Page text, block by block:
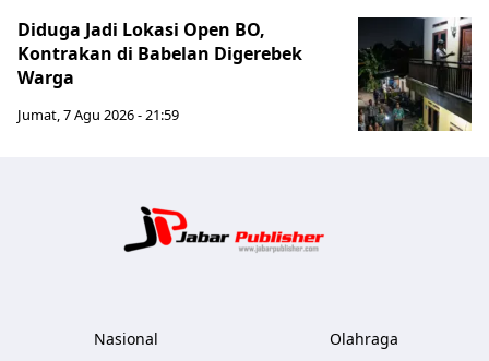
Diduga Jadi Lokasi Open BO,
Kontrakan di Babelan Digerebek
Warga
Jumat, 7 Agu 2026 - 21:59
Nasional
Olahraga